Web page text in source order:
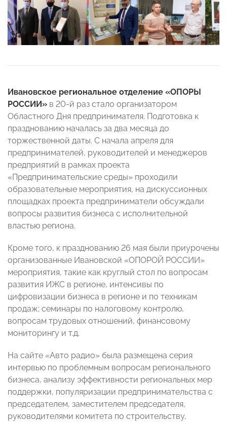
Ивановское региональное отделение «ОПОРЫ
РОССИИ» в 20-й раз стало организатором
Областного Дня предпринимателя. Подготовка к
празднованию началась за два месяца до
торжественной даты. С начала апреля для
предпринимателей, руководителей и менеджеров
предприятий в рамках проекта
«Предпринимательские среды» проходили
образовательные мероприятия, на дискуссионных
площадках проекта предприниматели обсуждали
вопросы развития бизнеса с исполнительной
властью региона.
Кроме того, к празднованию 26 мая были приурочены
организованные Ивановской «ОПОРОЙ РОССИИ»
мероприятия, такие как круглый стол по вопросам
развития ИЖС в регионе, интенсивы по
цифровизации бизнеса в регионе и по техникам
продаж; семинары по налоговому контролю,
вопросам трудовых отношений, финансовому
мониторингу и т.д.
На сайте «Авто радио» была размещена серия
интервью по проблемным вопросам регионального
бизнеса, анализу эффективности региональных мер
поддержки, популяризации предпринимательства с
председателем, заместителем председателя,
руководителями комитета по строительству,